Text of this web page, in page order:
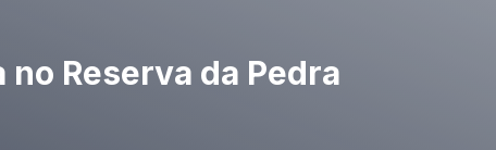
no Reserva da Pedra